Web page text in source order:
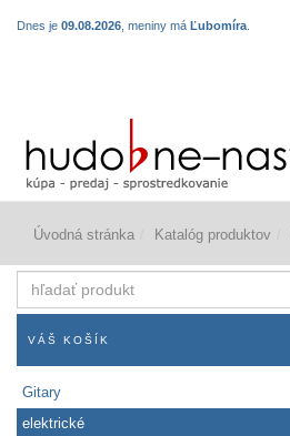
Dnes je 09.08.2026 , meniny má Ľubomíra
Úvodná stránka Katalóg produktov
produkt
VÁŠ KOŠÍK
Gitary
elektrické